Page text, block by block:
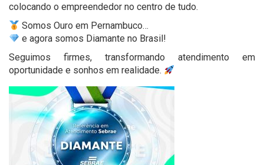
colocando o empreendedor no centro de tudo.
Somos Ouro em Pernambuco…
e agora somos Diamante no Brasil!
Seguimos firmes, transformando atendimento em
oportunidade e sonhos em realidade.